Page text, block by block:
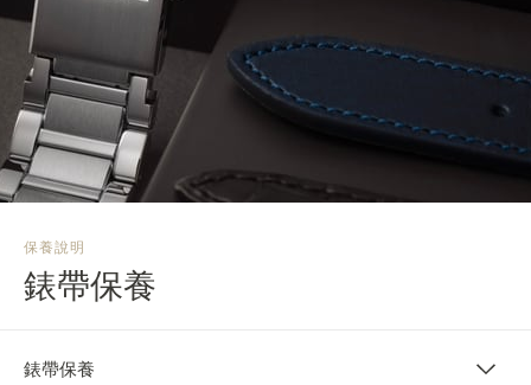
《THE DREAM SHAPER》展覽
REVERSO 翻轉系列腕錶主題展覽
THE SOUND MAKER
保養說明
錶帶保養
錶帶保養